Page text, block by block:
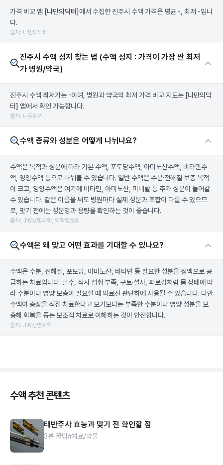
가격 비교 앱 [나만의닥터] 에서 수집한 진주시 수액 가격은 평균 -, 최저 -입니
다.
출처: 나만의닥터
진주시 수액 성지 찾는 법 (수액 성지 : 가격이 가장 싼 최저
가 병원/약국)
진주시 수액 최저가는 -이며, 병원과 약국의 최저 가격 비교 지도는 [나만의닥
터] 앱에서 확인 가능합니다.
출처: 나무위키
수액 종류와 성분은 어떻게 나뉘나요?
수액은 목적과 성분에 따라 기본 수액, 포도당수액, 아미노산수액, 비타민수
액, 영양수액 등으로 나눠볼 수 있습니다. 일반 수액은 수분·전해질 보충 목적
이 크고, 영양수액은 여기에 비타민, 아미노산, 미네랄 등 추가 성분이 들어갈
수 있습니다. 같은 이름을 써도 병원마다 실제 성분과 조합이 다를 수 있으므
로, 맞기 전에는 성분명과 용량을 확인하는 것이 좋습니다.
출처: JW생명과학, 약학정보원
수액은 왜 맞고 어떤 효과를 기대할 수 있나요?
수액은 수분, 전해질, 포도당, 아미노산, 비타민 등 필요한 성분을 정맥으로 공
급하는 치료입니다. 탈수, 식사 섭취 부족, 구토·설사, 피로감처럼 몸 상태에 따
라 수분이나 영양 보충이 필요할 때 의료진 판단하에 사용될 수 있습니다. 다만
수액이 증상을 직접 치료한다고 보기보다는 부족한 수분이나 영양 성분을 보
충해 회복을 돕는 보조적 치료로 이해하는 것이 안전합니다.
출처: JW생명과학
수액 추천 콘텐츠
태반주사 효능과 맞기 전 확인할 점
3분 꿀팁#치료/약물